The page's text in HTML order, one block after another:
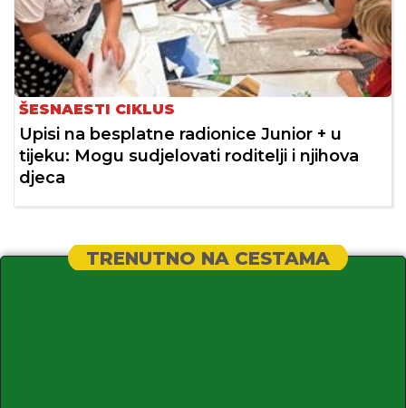
ŠESNAESTI CIKLUS
Upisi na besplatne radionice Junior + u
tijeku: Mogu sudjelovati roditelji i njihova
djeca
TRENUTNO NA CESTAMA